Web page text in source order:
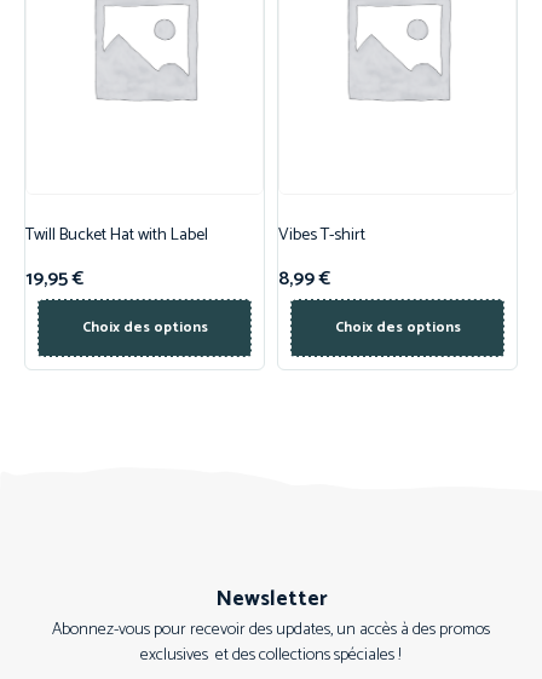
Twill Bucket Hat with Label
19,95€
Choix des options
Vibes T-shirt
8,99€
Choix des options
Newsletter
Abonnez-vous pour recevoir des updates, un accès à des promos
exclusives et des collections spéciales !